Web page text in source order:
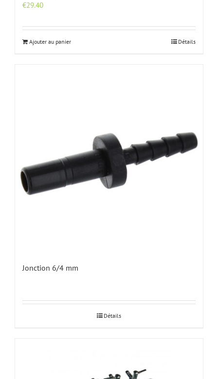
€29.40
Ajouter au panier Détails
Jonction 6/4 mm
Détails